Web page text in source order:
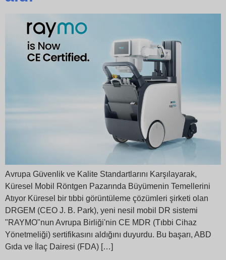
Avrupa Güvenlik ve Kalite Standartlarını Karşılayarak,
Küresel Mobil Röntgen Pazarında Büyümenin Temellerini
Atıyor Küresel bir tıbbi görüntüleme çözümleri şirketi olan
DRGEM (CEO J. B. Park), yeni nesil mobil DR sistemi
"RAYMO"nun Avrupa Birliği'nin CE MDR (Tıbbi Cihaz
Yönetmeliği) sertifikasını aldığını duyurdu. Bu başarı, ABD
Gıda ve İlaç Dairesi (FDA) […]